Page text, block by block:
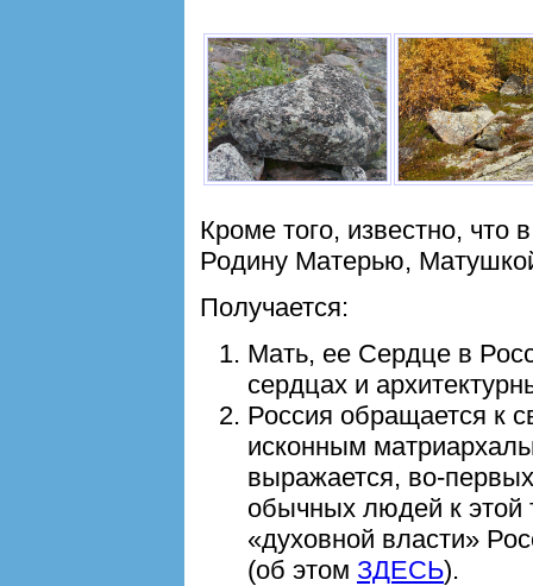
Кроме того, известно, что
Родину Матерью,
Получается:
Мать, ее Сердце в
сердцах и
Россия обращается к
исконным
выражается, во-
обычных людей к этой
«духовной власти»
(об этом ЗДЕСЬ).